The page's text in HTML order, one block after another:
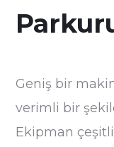
Geniş bir
verimli bir
Ekipman